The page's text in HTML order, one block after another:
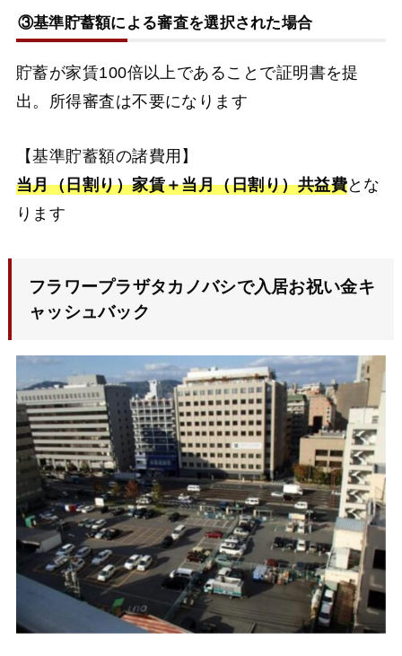
③基準貯蓄額による審査を選択された場合
貯蓄が家賃100倍以上であることで証明書を提
出。所得審査は不要になります
【基準貯蓄額の諸費用】
当月（日割り）家賃＋当月（日割り）共益費とな
ります
フラワープラザタカノバシで入居お祝い金キ
ャッシュバック